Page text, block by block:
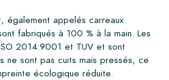
également appelés carreaux
fabriqués à 100 % à la main. Les
2014:9001 et TUV et sont
ne sont pas cuits mais pressés, ce
écologique réduite.